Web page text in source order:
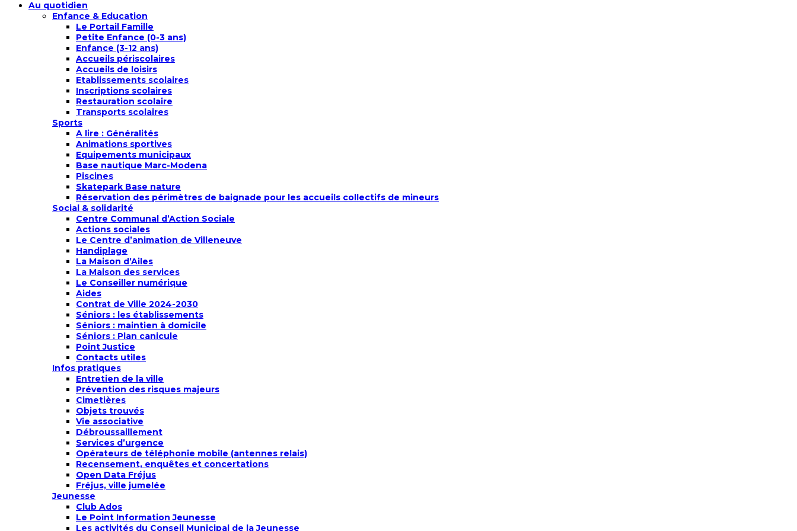
Au quotidien
Enfance & Education
Le Portail Famille
Petite Enfance (0-3 ans)
Enfance (3-12 ans)
Accueils périscolaires
Accueils de loisirs
Etablissements scolaires
Inscriptions scolaires
Restauration scolaire
Transports scolaires
Sports
A lire : Généralités
Animations sportives
Equipements municipaux
Base nautique Marc-Modena
Piscines
Skatepark Base nature
Réservation des périmètres de baignade pour les accueils collectifs de mineurs
Social & solidarité
Centre Communal d’Action Sociale
Actions sociales
Le Centre d’animation de Villeneuve
Handiplage
La Maison d’Ailes
La Maison des services
Le Conseiller numérique
Aides
Contrat de Ville 2024-2030
Séniors : les établissements
Séniors : maintien à domicile
Séniors : Plan canicule
Point Justice
Contacts utiles
Infos pratiques
Entretien de la ville
Prévention des risques majeurs
Cimetières
Objets trouvés
Vie associative
Débroussaillement
Services d’urgence
Opérateurs de téléphonie mobile (antennes relais)
Recensement, enquêtes et concertations
Open Data Fréjus
Fréjus, ville jumelée
Jeunesse
Club Ados
Le Point Information Jeunesse
Les activités du Conseil Municipal de la Jeunesse